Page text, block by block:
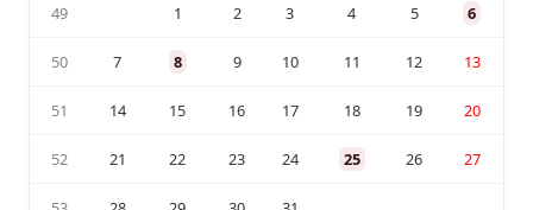
49 1 2 3 4 5 6
50 7 8 9 10 11 12 13
51 14 15 16 17 18 19 20
52 21 22 23 24 25 26 27